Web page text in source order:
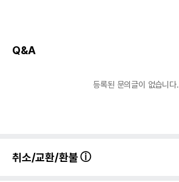
Q&A
등록된 문의글이 없습니다.
취소/교환/환불